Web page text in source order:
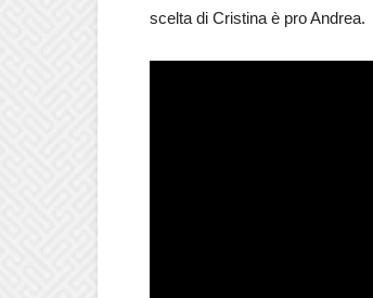
scelta di Cristina è pro Andrea.